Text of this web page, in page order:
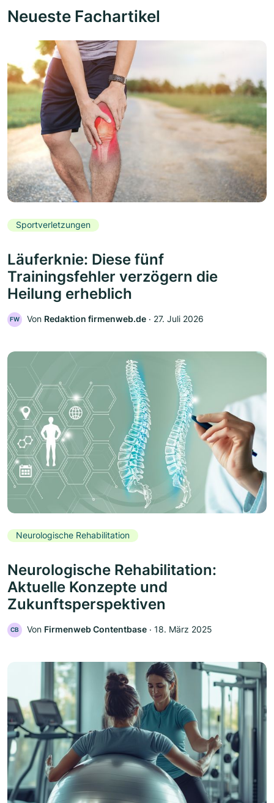
Neueste Fachartikel
Sportverletzungen
Läuferknie: Diese fünf
Trainingsfehler verzögern die
Heilung erheblich
FW Von Redaktion firmenweb.de ‧ 27. Juli 2026
Neurologische Rehabilitation
Neurologische Rehabilitation:
Aktuelle Konzepte und
Zukunftsperspektiven
CB Von Firmenweb Contentbase ‧ 18. März 2025